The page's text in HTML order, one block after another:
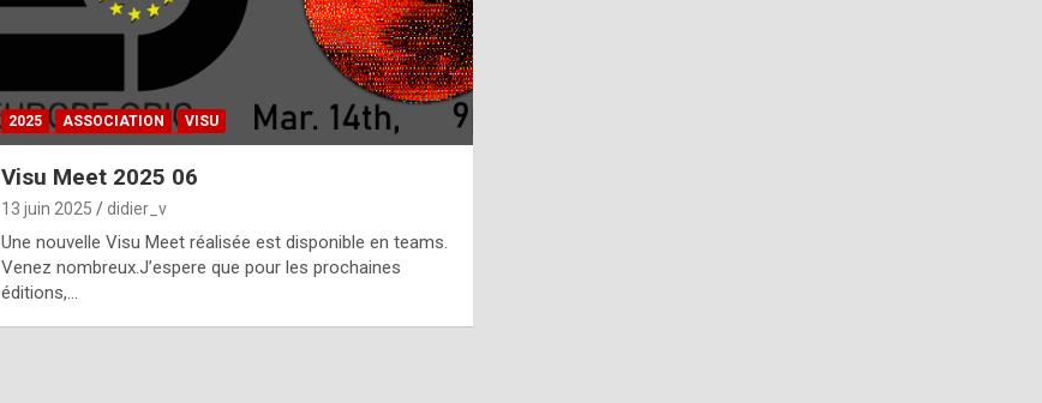
2025 ASSOCIATION VISU
Visu Meet 2025 06
13 juin 2025 didier_v
Une nouvelle Visu Meet réalisée est disponible en teams.
Venez nombreux.J’espere que pour les prochaines
éditions,…